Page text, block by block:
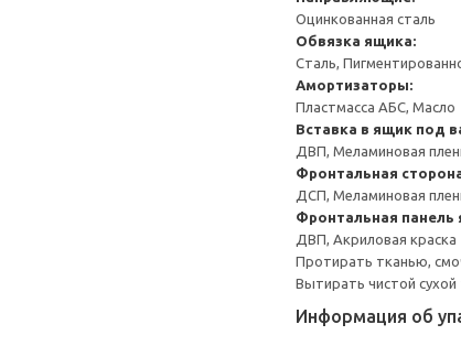
Оцинкованная сталь
Обвязка ящика:
Сталь,
Амортизаторы:
Пластмасса АБС, Масло
Вставка в ящик под
ДВП, Меламиновая
Фронтальная
ДСП, Меламиновая
Фронтальная панель
ДВП, Акриловая краска
Протирать тканью,
Вытирать чистой сухой
Информация об